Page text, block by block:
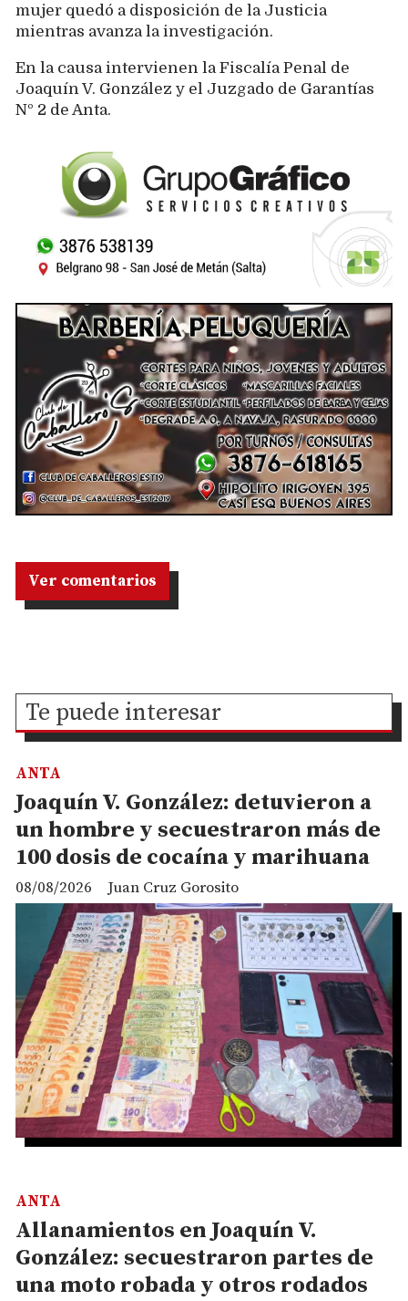
mujer quedó a disposición de la Justicia
mientras avanza la investigación.
En la causa intervienen la Fiscalía Penal de
Joaquín V. González y el Juzgado de Garantías
Nº 2 de Anta.
Ver comentarios
Te puede interesar
Joaquín V. González: detuvieron a
un hombre y secuestraron más de
100 dosis de cocaína y marihuana
Juan Cruz Gorosito
ANTA
08/08/2026
Allanamientos en Joaquín V.
González: secuestraron partes de
una moto robada y otros rodados
ANTA